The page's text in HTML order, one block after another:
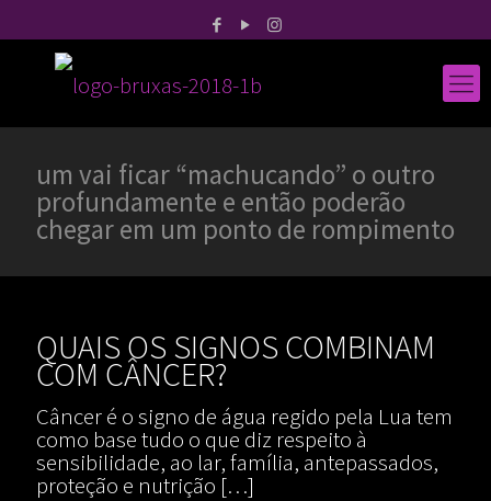
um vai ficar “machucando” o outro
profundamente e então poderão
chegar em um ponto de rompimento
QUAIS OS SIGNOS COMBINAM
COM CÂNCER?
Câncer é o signo de água regido pela Lua tem
como base tudo o que diz respeito à
sensibilidade, ao lar, família, antepassados,
proteção e nutrição […]